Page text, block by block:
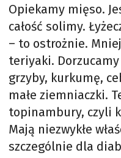
Opiekamy mięso.
całość solimy.
– to ostrożnie.
teriyaki.
grzyby, kurkumę,
małe ziemniaczki.
topinambury, czyli
Mają niezwykłe
szczególnie dla